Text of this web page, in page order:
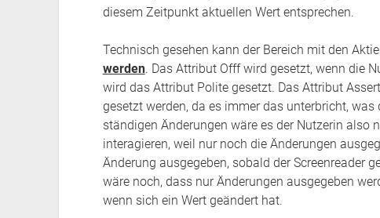
diesem Zeitpunkt aktuellen Wert entsprechen.
Technisch gesehen kann der Bereich mit den
werden. Das Attribut Offf wird gesetzt, wenn die
wird das Attribut Polite gesetzt. Das Attribut
gesetzt werden, da es immer das unterbricht, was
ständigen Änderungen wäre es der Nutzerin also
interagieren, weil nur noch die Änderungen
Änderung ausgegeben, sobald der Screenreader
wäre noch, dass nur Änderungen ausgegeben
wenn sich ein Wert geändert hat.